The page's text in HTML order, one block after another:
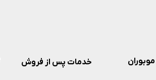
موبوران خدمات پس از فروش